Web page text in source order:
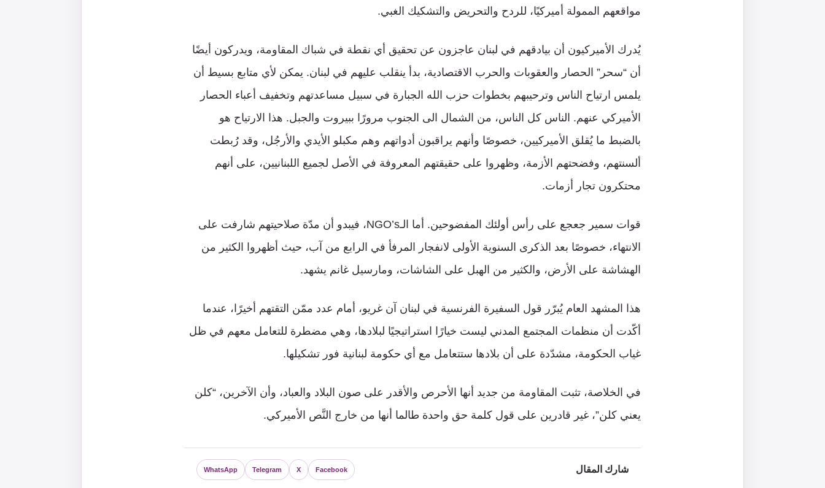
مواقعهم الممولة أميركيًا، للردح والتحريض والتشكيك الغبي.
يُدرك الأميركيون أن بيادقهم في لبنان عاجزون عن تحقيق أي نقطة في شباك المقاومة، ويدركون أيضًا
أن “سحر” الحصار والعقوبات والحرب الاقتصادية، بدأ ينقلب عليهم في لبنان. يمكن لأي متابع بسيط أن
يلمس ارتياح الناس وترحيبهم بخطوات حزب الله الجبارة في سبيل مساعدتهم وتخفيف أعباء الحصار
الأميركي عنهم. الناس كل الناس، من الشمال الى الجنوب مرورًا ببيروت والجبل. هذا الارتياح هو
بالضبط ما يُقلق الأميركيين، خصوصًا وأنهم يراقبون أدواتهم وهم مكبلو الأيدي والأرجُل، وقد رُبطت
ألسنتهم، وفضحتهم الأزمة، وظهروا على حقيقتهم المعروفة في الأصل لجميع اللبنانيين، على أنهم
محتكرون تجار أزمات.
قوات سمير جعجع على رأس أولئك المفضوحين. أما الـNGO’s، فيبدو أن مدّة صلاحيتهم شارفت على
الانتهاء، خصوصًا بعد الذكرى السنوية الأولى لانفجار المرفأ في الرابع من آب، حيث أظهروا الكثير من
الهشاشة على الأرض، والكثير من الهبل على الشاشات، ومارسيل غانم يشهد.
هذا المشهد العام يُبرّر قول السفيرة الفرنسية في لبنان آن غريو، أمام عدد ممّن التقتهم أخيرًا، عندما
أكّدت أن منظمات المجتمع المدني ليست خيارًا استراتيجيًا لبلادها، وهي مضطرة للتعامل معهم في ظل
غياب الحكومة، مشدّدة على أن بلادها ستتعامل مع أي حكومة لبنانية فور تشكيلها.
في الخلاصة، تثبت المقاومة من جديد أنها الأحرص والأقدر على صون البلاد والعباد، وأن الآخرين، “كلن
يعني كلن”، غير قادرين على قول كلمة حق واحدة طالما أنها من خارج النَّص الأميركي.
شارك المقال Facebook
X
Telegram
WhatsApp